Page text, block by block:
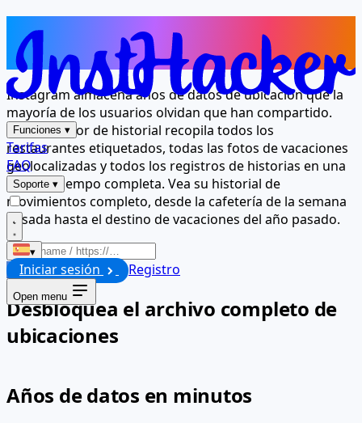
Funciones ▾
Tarifas
FAQ
Soporte ▾
▾
Iniciar sesión Registro
Open menu
Todos los lugares en los que han
estado, en un solo panel
Instagram almacena años de datos de ubicación que la
mayoría de los usuarios olvidan que han compartido.
Nuestro visor de historial recopila todos los
restaurantes etiquetados, todas las fotos de vacaciones
geolocalizadas y todos los registros de historias en una
línea de tiempo completa. Vea su historial de
movimientos completo, desde la cafetería de la semana
pasada hasta el destino de vacaciones del año pasado.
Iniciar
Desbloquea el archivo completo de
ubicaciones
Años de datos en minutos